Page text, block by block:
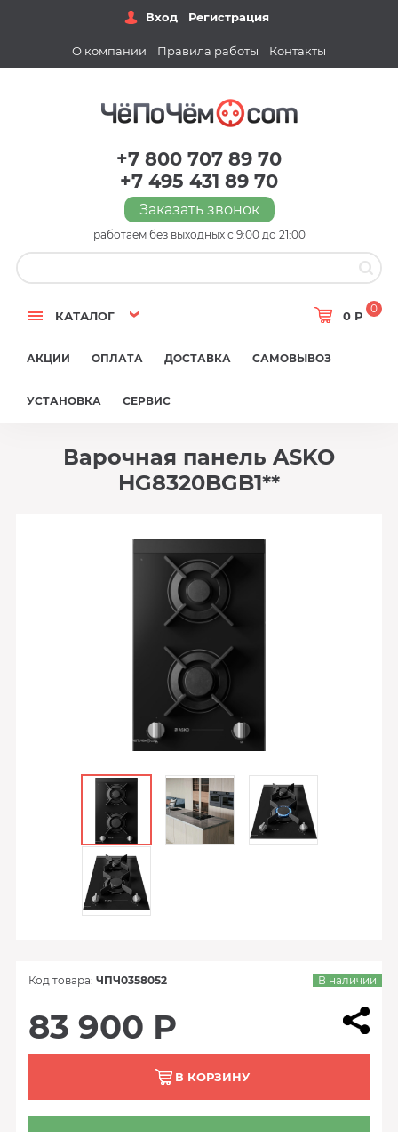
Вход Регистрация
О компании Правила работы Контакты
+7 800 707 89 70
+7 495 431 89 70
Заказать звонок
работаем без выходных с 9:00 до 21:00
КАТАЛОГ 0 Р
0
АКЦИИ ОПЛАТА ДОСТАВКА САМОВЫВОЗ
УСТАНОВКА СЕРВИС
Варочная панель ASKO
HG8320BGB1**
Код товара: ЧПЧ0358052 В наличии
83 900 Р
В КОРЗИНУ